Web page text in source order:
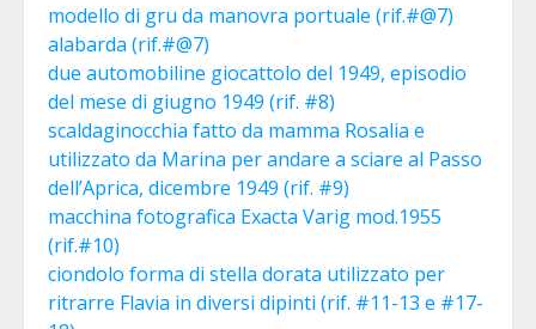
modello di gru da manovra portuale (rif.#@7)
alabarda (rif.#@7)
due automobiline giocattolo del 1949, episodio
del mese di giugno 1949 (rif. #8)
scaldaginocchia fatto da mamma Rosalia e
utilizzato da Marina per andare a sciare al Passo
dell’Aprica, dicembre 1949 (rif. #9)
macchina fotografica Exacta Varig mod.1955
(rif.#10)
ciondolo forma di stella dorata utilizzato per
ritrarre Flavia in diversi dipinti (rif. #11-13 e #17-